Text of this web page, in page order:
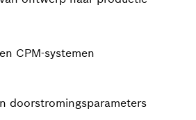
CPM-systemen
doorstromingsparameters